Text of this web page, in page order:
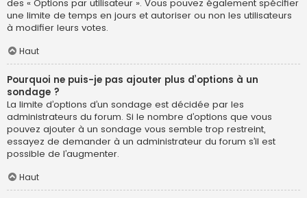
des « Options par utilisateur ». Vous pouvez également spécifier
une limite de temps en jours et autoriser ou non les utilisateurs
à modifier leurs votes.
Haut
Pourquoi ne puis-je pas ajouter plus d’options à un
sondage ?
La limite d’options d’un sondage est décidée par les
administrateurs du forum. Si le nombre d’options que vous
pouvez ajouter à un sondage vous semble trop restreint,
essayez de demander à un administrateur du forum s’il est
possible de l’augmenter.
Haut